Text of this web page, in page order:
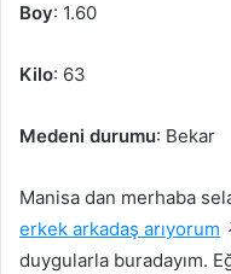
Boy: 1.60
Kilo: 63
Medeni durumu: Bekar
Manisa dan merhaba
erkek arkadaş arıyorum
duygularla buradayım.